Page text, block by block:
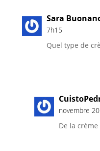
Sara
7h15
Quel type de
novembre
De la